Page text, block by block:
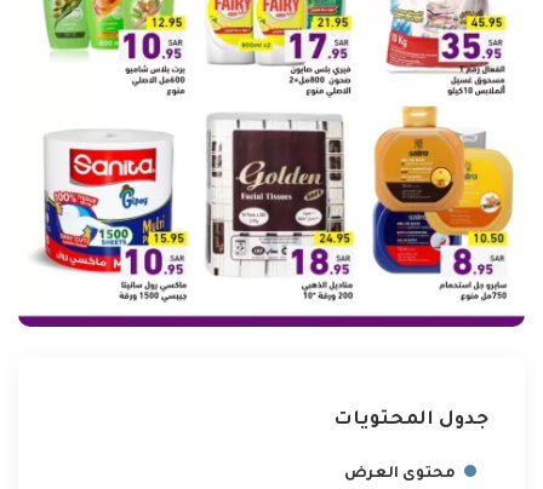
جدول المحتويات
محتوى العرض